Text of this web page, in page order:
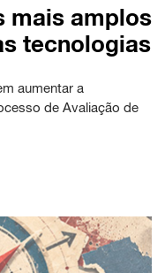
mais amplos
tecnologias
aumentar a
de Avaliação de